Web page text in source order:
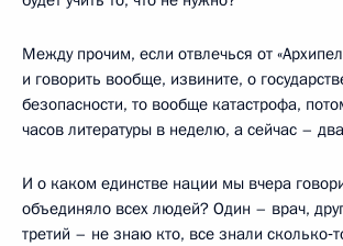
Между прочим, если отвлечься от
и говорить вообще, извините, о
безопасности, то вообще катастрофа,
часов литературы в неделю, а сейчас –
И о каком единстве нации мы вчера
объединяло всех людей? Один – врач,
третий – не знаю кто, все знали